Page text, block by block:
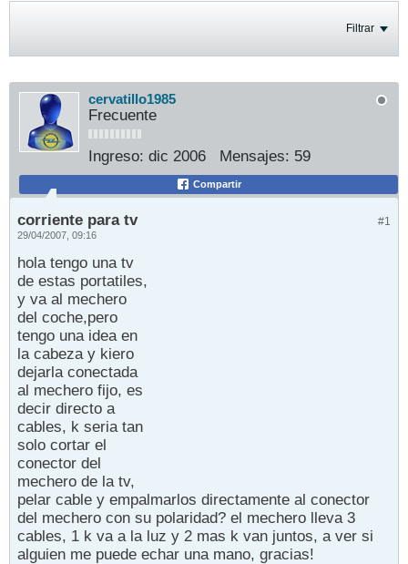
Filtrar
cervatillo1985
Frecuente
Ingreso: dic 2006 Mensajes: 59
Compartir
#1
corriente para tv
29/04/2007, 09:16
hola tengo una tv
de estas portatiles,
y va al mechero
del coche,pero
tengo una idea en
la cabeza y kiero
dejarla conectada
al mechero fijo, es
decir directo a
cables, k seria tan
solo cortar el
conector del
mechero de la tv,
pelar cable y empalmarlos directamente al conector
del mechero con su polaridad? el mechero lleva 3
cables, 1 k va a la luz y 2 mas k van juntos, a ver si
alguien me puede echar una mano, gracias!